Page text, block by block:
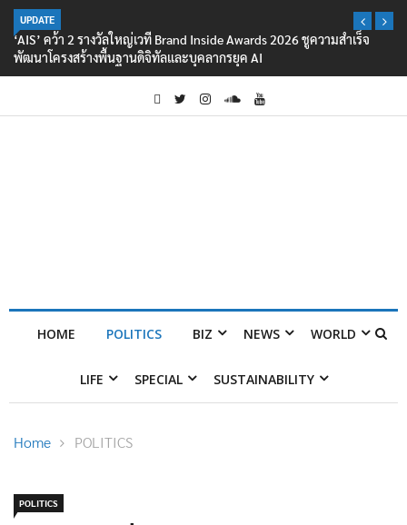
UPDATE
‘AIS’ คว้า 2 รางวัลใหญ่เวที Brand Inside Awards 2026 ชูความสำเร็จ
พัฒนาโครงสร้างพื้นฐานดิจิทัลและบุคลากรยุค AI
HOME POLITICS BIZ NEWS WORLD
LIFE SPECIAL SUSTAINABILITY
Home POLITICS
POLITICS